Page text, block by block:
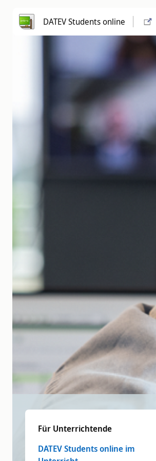
DATEV Students online
Blöcke
Für Unterrichtende
DATEV Students online im